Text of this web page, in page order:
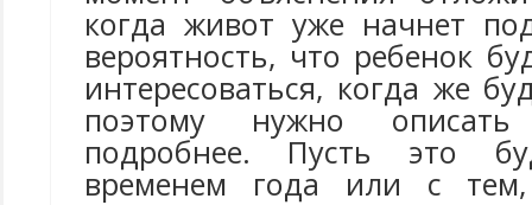
когда живот уже начнет
вероятность, что ребенок
интересоваться, когда же
поэтому нужно
подробнее. Пусть это
временем года или с